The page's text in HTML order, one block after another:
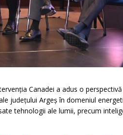
Canadei a adus o
județului Argeș în domeniul
tehnologii ale lumii, precum